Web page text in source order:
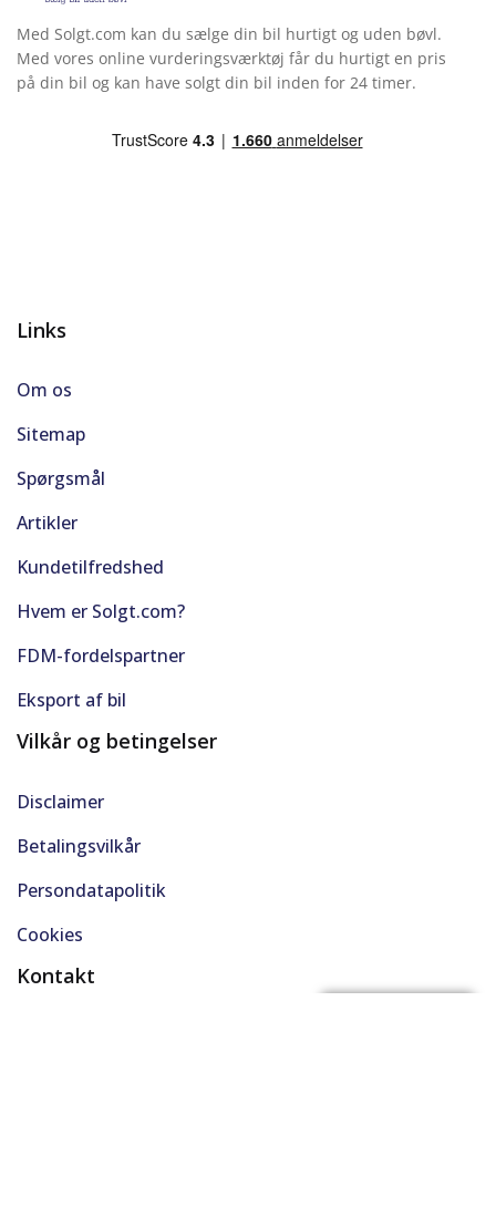
Med Solgt.com kan du sælge din bil hurtigt og uden bøvl.
Med vores online vurderingsværktøj får du hurtigt en pris
på din bil og kan have solgt din bil inden for 24 timer.
Links
Om os
Sitemap
Spørgsmål
Artikler
Kundetilfredshed
Hvem er Solgt.com?
FDM-fordelspartner
Eksport af bil
Vilkår og betingelser
Disclaimer
Betalingsvilkår
Persondatapolitik
Cookies
Kontakt